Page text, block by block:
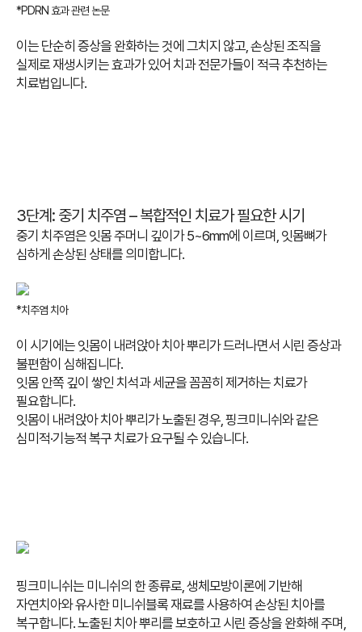
*PDRN 효과 관련 논문
이는 단순히 증상을 완화하는 것에 그치지 않고, 손상된 조직을
실제로 재생시키는 효과가 있어 치과 전문가들이 적극 추천하는
치료법입니다.
3단계: 중기 치주염 – 복합적인 치료가 필요한 시기
중기 치주염은 잇몸 주머니 깊이가 5~6mm에 이르며, 잇몸뼈가
심하게 손상된 상태를 의미합니다.
*치주염 치아
이 시기에는 잇몸이 내려앉아 치아 뿌리가 드러나면서 시린 증상과
불편함이 심해집니다.
잇몸 안쪽 깊이 쌓인 치석과 세균을 꼼꼼히 제거하는 치료가
필요합니다.
잇몸이 내려앉아 치아 뿌리가 노출된 경우, 핑크미니쉬와 같은
심미적·기능적 복구 치료가 요구될 수 있습니다.
핑크미니쉬는 미니쉬의 한 종류로, 생체모방이론에 기반해
자연치아와 유사한 미니쉬블록 재료를 사용하여 손상된 치아를
복구합니다.노출된 치아 뿌리를 보호하고 시린 증상을 완화해 주며,